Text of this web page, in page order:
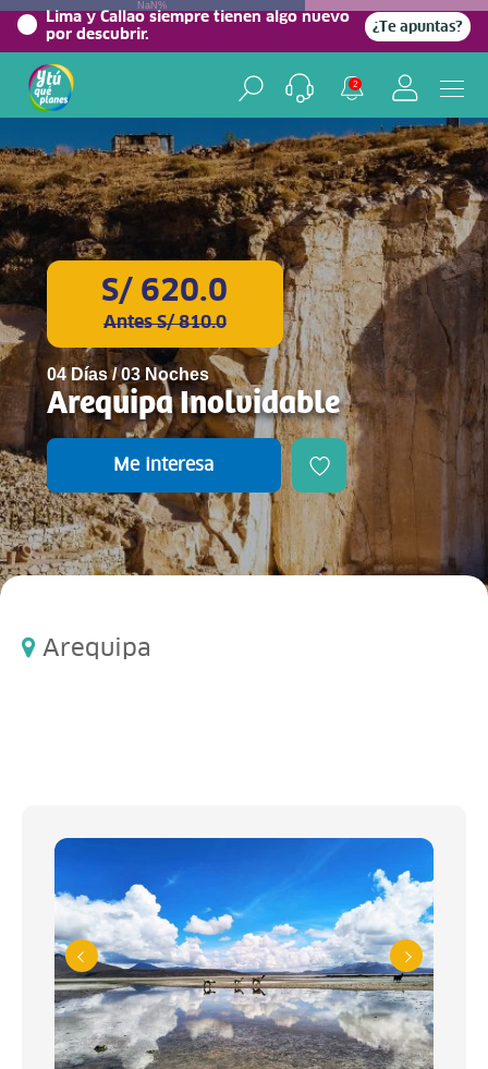
Lima y Callao siempre tienen algo nuevo
por descubrir.
¿Te apuntas?
2
NaN%
S/ 620.0
Antes S/ 810.0
04 Días / 03 Noches
Arequipa Inolvidable
Me interesa
Arequipa